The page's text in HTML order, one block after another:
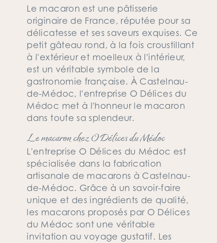
Le macaron est une pâtisserie
originaire de France, réputée pour sa
délicatesse et ses saveurs exquises. Ce
petit gâteau rond, à la fois croustillant
à l'extérieur et moelleux à l'intérieur,
est un véritable symbole de la
gastronomie française. À Castelnau-
de-Médoc, l'entreprise O Délices du
Médoc met à l'honneur le macaron
dans toute sa splendeur.
Le macaron chez O Délices du Médoc
L'entreprise O Délices du Médoc est
spécialisée dans la fabrication
artisanale de macarons à Castelnau-
de-Médoc. Grâce à un savoir-faire
unique et des ingrédients de qualité,
les macarons proposés par O Délices
du Médoc sont une véritable
invitation au voyage gustatif. Les